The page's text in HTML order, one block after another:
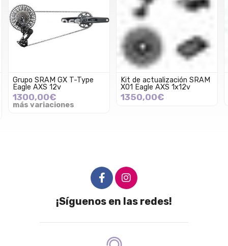
Grupo SRAM GX T-Type
Eagle AXS 12v
1300,00€
más variaciones
Kit de actualización SRAM
X01 Eagle AXS 1x12v
1350,00€
¡Síguenos en las redes!